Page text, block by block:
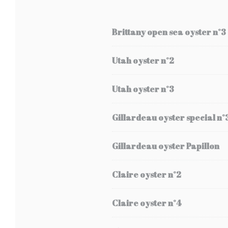
Brittany open sea oyster n°3
Utah oyster n°2
Utah oyster n°3
Gillardeau oyster special
Gillardeau oyster Papillon
Claire oyster n°2
Claire oyster n°4